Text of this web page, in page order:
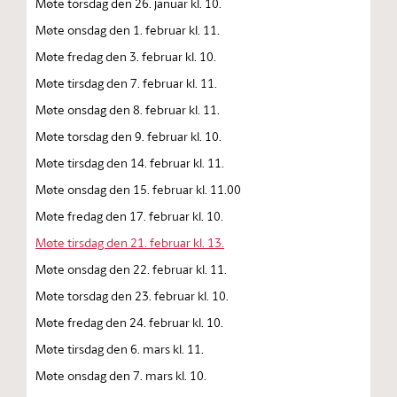
Møte onsdag den 1. februar kl. 11.
Møte fredag den 3. februar kl. 10.
Møte tirsdag den 7. februar kl. 11.
Møte onsdag den 8. februar kl. 11.
Møte torsdag den 9. februar kl. 10.
Møte tirsdag den 14. februar kl. 11.
Møte onsdag den 15. februar kl. 11.00
Møte fredag den 17. februar kl. 10.
Møte tirsdag den 21. februar kl. 13.
Møte onsdag den 22. februar kl. 11.
Møte torsdag den 23. februar kl. 10.
Møte fredag den 24. februar kl. 10.
Møte tirsdag den 6. mars kl. 11.
Møte onsdag den 7. mars kl. 10.